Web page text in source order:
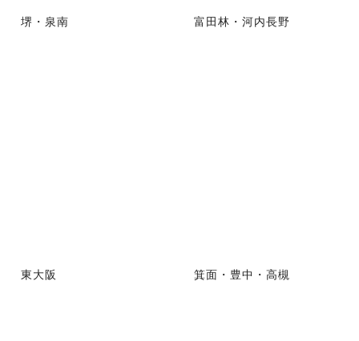
堺・泉南 富田林・河内長野
東大阪 箕面・豊中・高槻